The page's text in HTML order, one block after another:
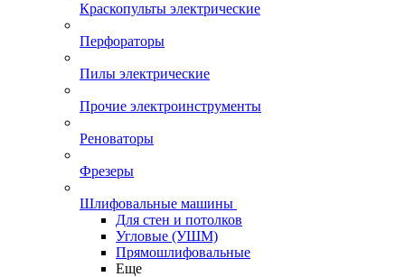
Краскопульты электрические
Перфораторы
Пилы электрические
Прочие электроинструменты
Реноваторы
Фрезеры
Шлифовальные машины
Для стен и потолков
Угловые (УШМ)
Прямошлифовальные
Еще